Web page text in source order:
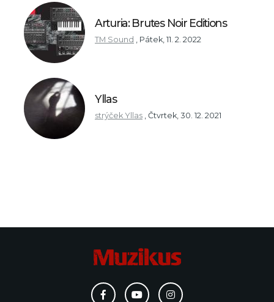
Arturia: Brutes Noir Editions
TM Sound Pátek, 11. 2. 2022
Yllas
strýček Yllas Čtvrtek, 30. 12. 2021